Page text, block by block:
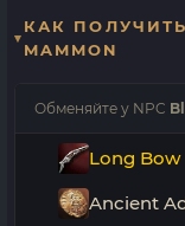
КАК ПОЛУЧИТЬ
MAMMON
Обменяйте у NPC
Long Bow
Ancient